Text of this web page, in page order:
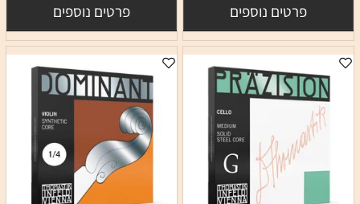
פרטים נוספים פרטים נוספים